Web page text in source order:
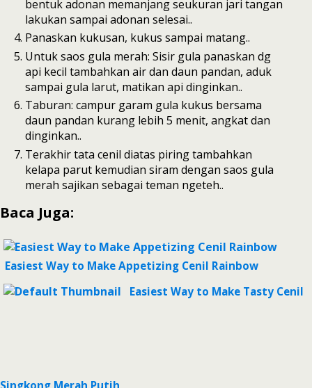
bentuk adonan memanjang seukuran jari tangan
lakukan sampai adonan selesai..
Panaskan kukusan, kukus sampai matang..
Untuk saos gula merah: Sisir gula panaskan dg
api kecil tambahkan air dan daun pandan, aduk
sampai gula larut, matikan api dinginkan..
Taburan: campur garam gula kukus bersama
daun pandan kurang lebih 5 menit, angkat dan
dinginkan..
Terakhir tata cenil diatas piring tambahkan
kelapa parut kemudian siram dengan saos gula
merah sajikan sebagai teman ngeteh..
Baca Juga:
Easiest Way to Make Appetizing Cenil Rainbow
Easiest Way to Make Tasty Cenil